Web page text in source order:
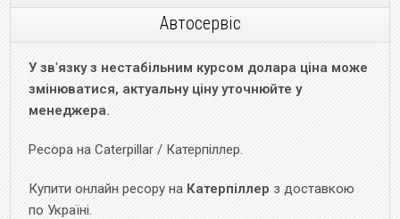
Автосервіс
У зв'язку з нестабільним курсом долара ціна може
змінюватися, актуальну ціну уточнюйте у
менеджера.
Ресора на Caterpillar / Катерпіллер.
Купити онлайн ресору на Катерпіллер з доставкою
по Україні.